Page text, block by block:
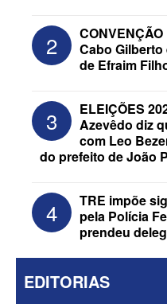
ELEIÇÕES 2026 -
pede primeiro voto
oficializa Daniella
suplente
2
Cabo
de Efraim
3
ELEIÇÕES
Azevêdo diz
com Leo
do prefeito de João
4
TRE impõe
pela Polícia
prendeu
EDITORIAS